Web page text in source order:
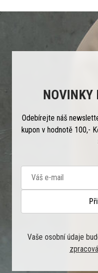
Odebírejte náš
kupon v hodnotě 100,-
Vaše osobní údaje